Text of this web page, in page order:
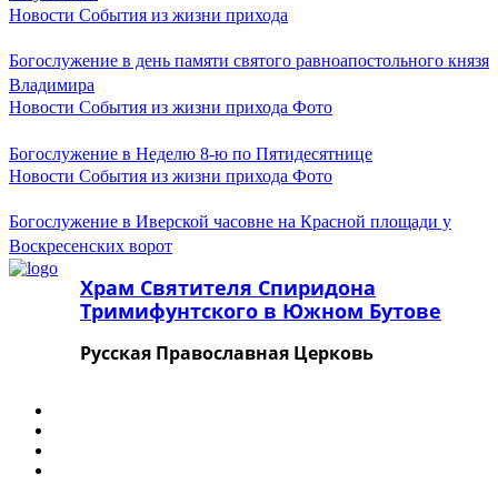
Апрель 2024
Февраль 2024
Январь 2024
Декабрь 2023
Ноябрь 2023
Сентябрь 2023
Август 2023
Июнь 2023
Апрель 2023
Март 2023
Февраль 2023
Январь 2023
Ноябрь 2022
Новости События из жизни прихода
Богослужение в день памяти святого равноапостольного князя
Владимира
Новости События из жизни прихода Фото
Богослужение в Неделю 8-ю по Пятидесятнице
Новости События из жизни прихода Фото
Богослужение в Иверской часовне на Красной площади у
Воскресенских ворот
Храм Святителя Спиридона
Тримифунтского в Южном Бутове
Русская Православная Церковь